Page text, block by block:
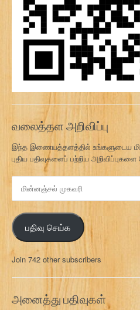
வலைத்தள அறிவிப்பு
இந்த இணையத்தளத்தில் உங்களுடைய
புதிய பதிவுகளைப் பற்றிய
ன
ஞ்
ச
ல்
மு
க
வ
பதிவு செய்க
Join 742 other subscribers
அனைத்து பதிவுகள்